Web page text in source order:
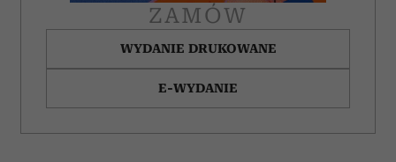
ZAMÓW
WYDANIE DRUKOWANE
E-WYDANIE